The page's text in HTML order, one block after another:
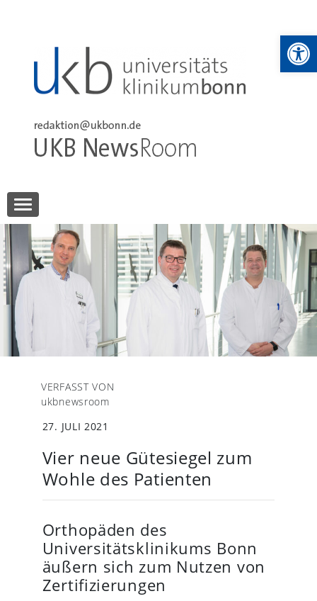
UKB NewsRoom
VERFASST VON
ukbnewsroom
27. JULI 2021
Vier neue Gütesiegel zum
Wohle des Patienten
Orthopäden des
Universitätsklinikums Bonn
äußern sich zum Nutzen von
Zertifizierungen